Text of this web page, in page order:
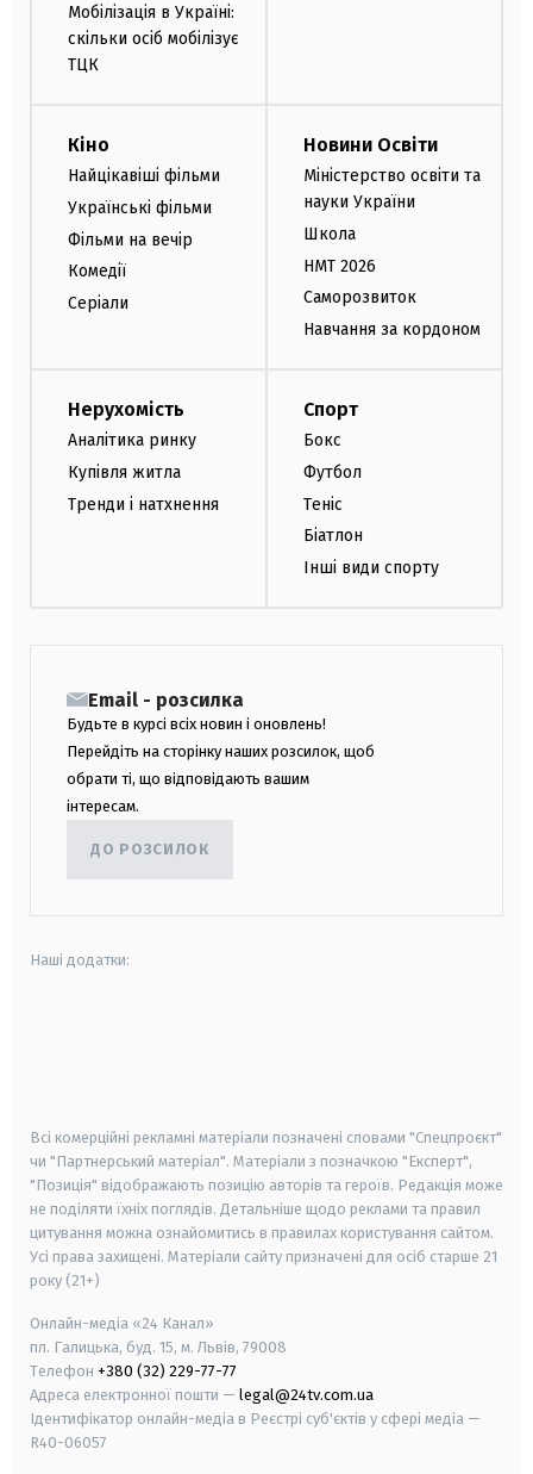
Мобілізація в Україні:
скільки осіб мобілізує
ТЦК
Кіно
Найцікавіші фільми
Українські фільми
Фільми на вечір
Комедії
Серіали
Новини Освіти
Міністерство освіти та
науки України
Школа
НМТ 2026
Саморозвиток
Навчання за кордоном
Нерухомість
Аналітика ринку
Купівля житла
Тренди і натхнення
Спорт
Бокс
Футбол
Теніс
Біатлон
Інші види спорту
Email - розсилка
Будьте в курсі всіх новин і оновлень!
Перейдіть на сторінку наших розсилок, щоб
обрати ті, що відповідають вашим
інтересам.
ДО РОЗСИЛОК
Наші додатки:
Всі комерційні рекламні матеріали позначені словами "Спецпроєкт"
чи "Партнерський матеріал". Матеріали з позначкою "Експерт",
"Позиція" відображають позицію авторів та героїв. Редакція може
не поділяти їхніх поглядів. Детальніше щодо реклами та правил
цитування можна ознайомитись в правилах користування сайтом.
Усі права захищені. Матеріали сайту призначені для осіб старше 21
року (21+)
Онлайн-медіа «24 Канал»
пл. Галицька, буд. 15, м. Львів, 79008
Телефон +380 (32) 229-77-77
Адреса електронної пошти — legal@24tv.com.ua
Ідентифікатор онлайн-медіа в Реєстрі суб'єктів у сфері медіа —
R40-06057